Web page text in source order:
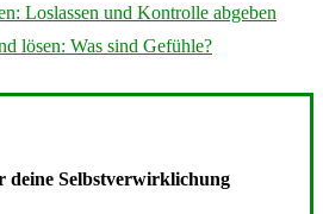
Loslassen und Kontrolle abgeben
lösen: Was sind Gefühle?
deine Selbstverwirklichung